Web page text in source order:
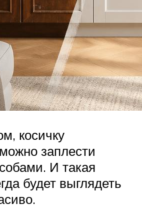
косичку
заплести
И такая
будет выглядеть